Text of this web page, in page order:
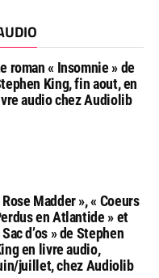
roman « Insomnie » de
King, fin aout, en
audio chez Audiolib
Rose Madder », « Coeurs
en Atlantide » et
Sac d’os » de Stephen
en livre audio,
juillet, chez Audiolib